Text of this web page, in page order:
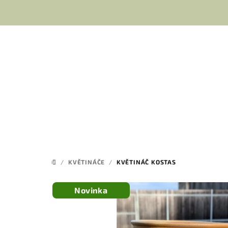
DOMŮ
/ KVĚTINÁČE / KVĚTINÁČ KOSTAS
Novinka